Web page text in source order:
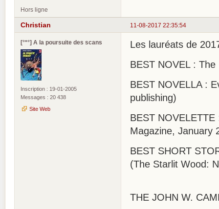
Hors ligne
11-08-2017 22:35:54
Christian
[°*°] A la poursuite des scans
Inscription : 19-01-2005
Messages : 20 438
Site Web
Les lauréats de
BEST NOVEL :
BEST NOVELLA :
publishing)
BEST NOVELETTE
Magazine, January
BEST SHORT
(The Starlit Wood:
THE JOHN W.